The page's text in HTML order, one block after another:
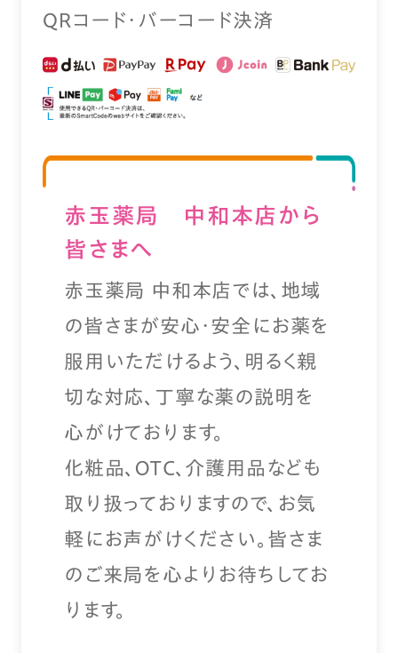
QRコード・バーコード決済
赤玉薬局 中和本店から
皆さまへ
赤玉薬局 中和本店では、地域
の皆さまが安心・安全にお薬を
服用いただけるよう、明るく親
切な対応、丁寧な薬の説明を
心がけております。
化粧品、ＯＴＣ、介護用品なども
取り扱っておりますので、お気
軽にお声がけください。皆さま
のご来局を心よりお待ちしてお
ります。